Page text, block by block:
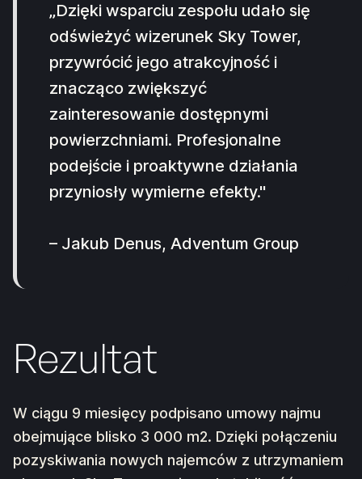
„Dzięki wsparciu zespołu udało się
odświeżyć wizerunek Sky Tower,
przywrócić jego atrakcyjność i
znacząco zwiększyć
zainteresowanie dostępnymi
powierzchniami. Profesjonalne
podejście i proaktywne działania
przyniosły wymierne efekty."
– Jakub Denus, Adventum Group
Rezultat
W ciągu 9 miesięcy podpisano umowy najmu
obejmujące blisko 3 000 m2. Dzięki połączeniu
pozyskiwania nowych najemców z utrzymaniem